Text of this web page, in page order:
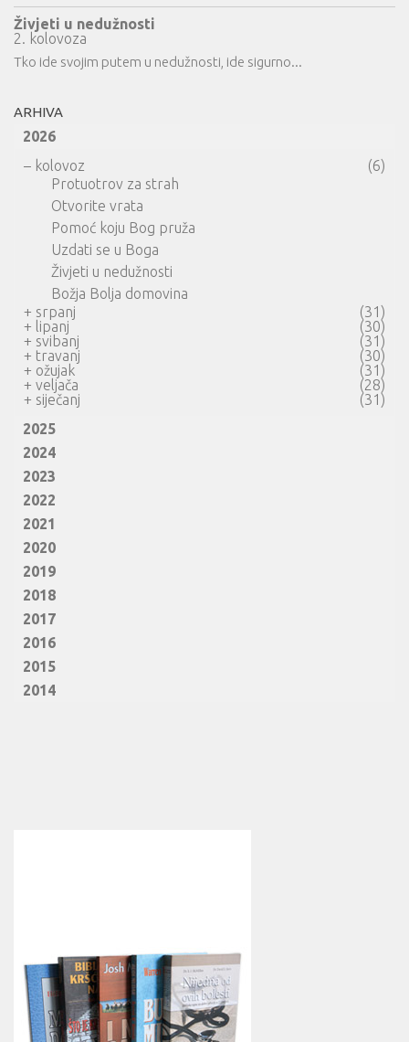
Živjeti u nedužnosti
2. kolovoza
Tko ide svojim putem u nedužnosti, ide sigurno...
ARHIVA
2026
– kolovoz
(6)
Protuotrov za strah
Otvorite vrata
Pomoć koju Bog pruža
Uzdati se u Boga
Živjeti u nedužnosti
Božja Bolja domovina
+ srpanj
(31)
+ lipanj
(30)
+ svibanj
(31)
+ travanj
(30)
+ ožujak
(31)
+ veljača
(28)
+ siječanj
(31)
2025
2024
2023
2022
2021
2020
2019
2018
2017
2016
2015
2014